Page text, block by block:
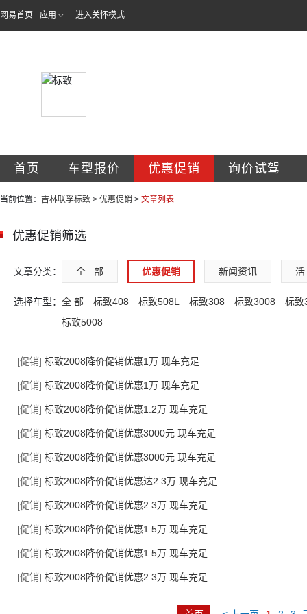
网易首页 应用 进入关怀模式
首页 车型报价 优惠促销 询价试驾
当前位置： 吉林联孚标致 > 优惠促销 > 文章列表
优惠促销筛选
文章分类： 全   部 优惠促销 新闻资讯 活
选择车型： 全 部 标致408 标致508L 标致308 标致3008
标致
标致5008
[促销] 标致2008降价促销优惠1万 现车充足
[促销] 标致2008降价促销优惠1万 现车充足
[促销] 标致2008降价促销优惠1.2万 现车充足
[促销] 标致2008降价促销优惠3000元 现车充足
[促销] 标致2008降价促销优惠3000元 现车充足
[促销] 标致2008降价促销优惠达2.3万 现车充足
[促销] 标致2008降价促销优惠2.3万 现车充足
[促销] 标致2008降价促销优惠1.5万 现车充足
[促销] 标致2008降价促销优惠1.5万 现车充足
[促销] 标致2008降价促销优惠2.3万 现车充足